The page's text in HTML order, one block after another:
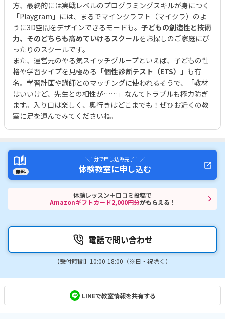
方、最終的には実戦レベルのプログラミングスキルが身につく
「Playgram」には、まるでマインクラフト（マイクラ）のよ
うに3D空間をデザインできるモードも。 子どもの創造性と技術
力、そのどちらも高めていけるスクールをお探しのご家庭にぴ
ったりのスクールです。
また、運営元のやる気スイッチグループといえば、子どもの性
格や学習タイプを見極める「個性診断テスト（ETS）
」も有
名。学習計画や講師とのマッチングに使われるそうで、「教材
はいいけど、先生との相性が……」なんてトラブルも極力防ぎ
ます。入り口は楽しく、奥行きはどこまでも！ぜひお近くの教
室に足を運んでみてくださいね。
無料
＼ 1分で申し込み完了！ ／
体験教室に申し込む
体験レッスン＋口コミ投稿で
Amazonギフトカード2,000円分がもらえる！
電話で問い合わせ
【受付時間】10:00-18:00（※日・祝除く）
LINEで教室情報を共有する